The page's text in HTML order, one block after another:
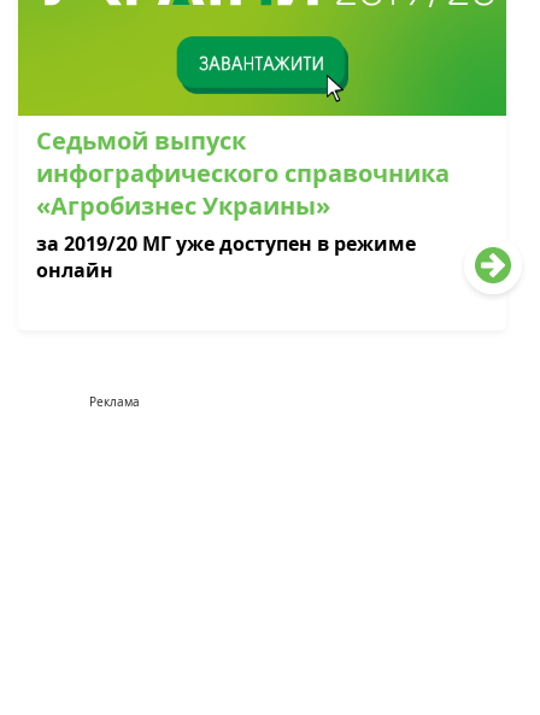
Седьмой выпуск
инфографического справочника
«Агробизнес Украины»
за 2019/20 МГ уже доступен в режиме
онлайн
Реклама